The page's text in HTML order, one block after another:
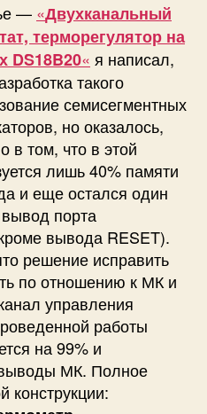
— «Двухканальный
терморегулятор на
DS18B20« я написал,
такого
семисегментных
но оказалось,
в том, что в этой
лишь 40% памяти
и еще остался один
порта
вывода RESET).
решение исправить
по отношению к МК и
управления
работы
на 99% и
МК. Полное
конструкции: